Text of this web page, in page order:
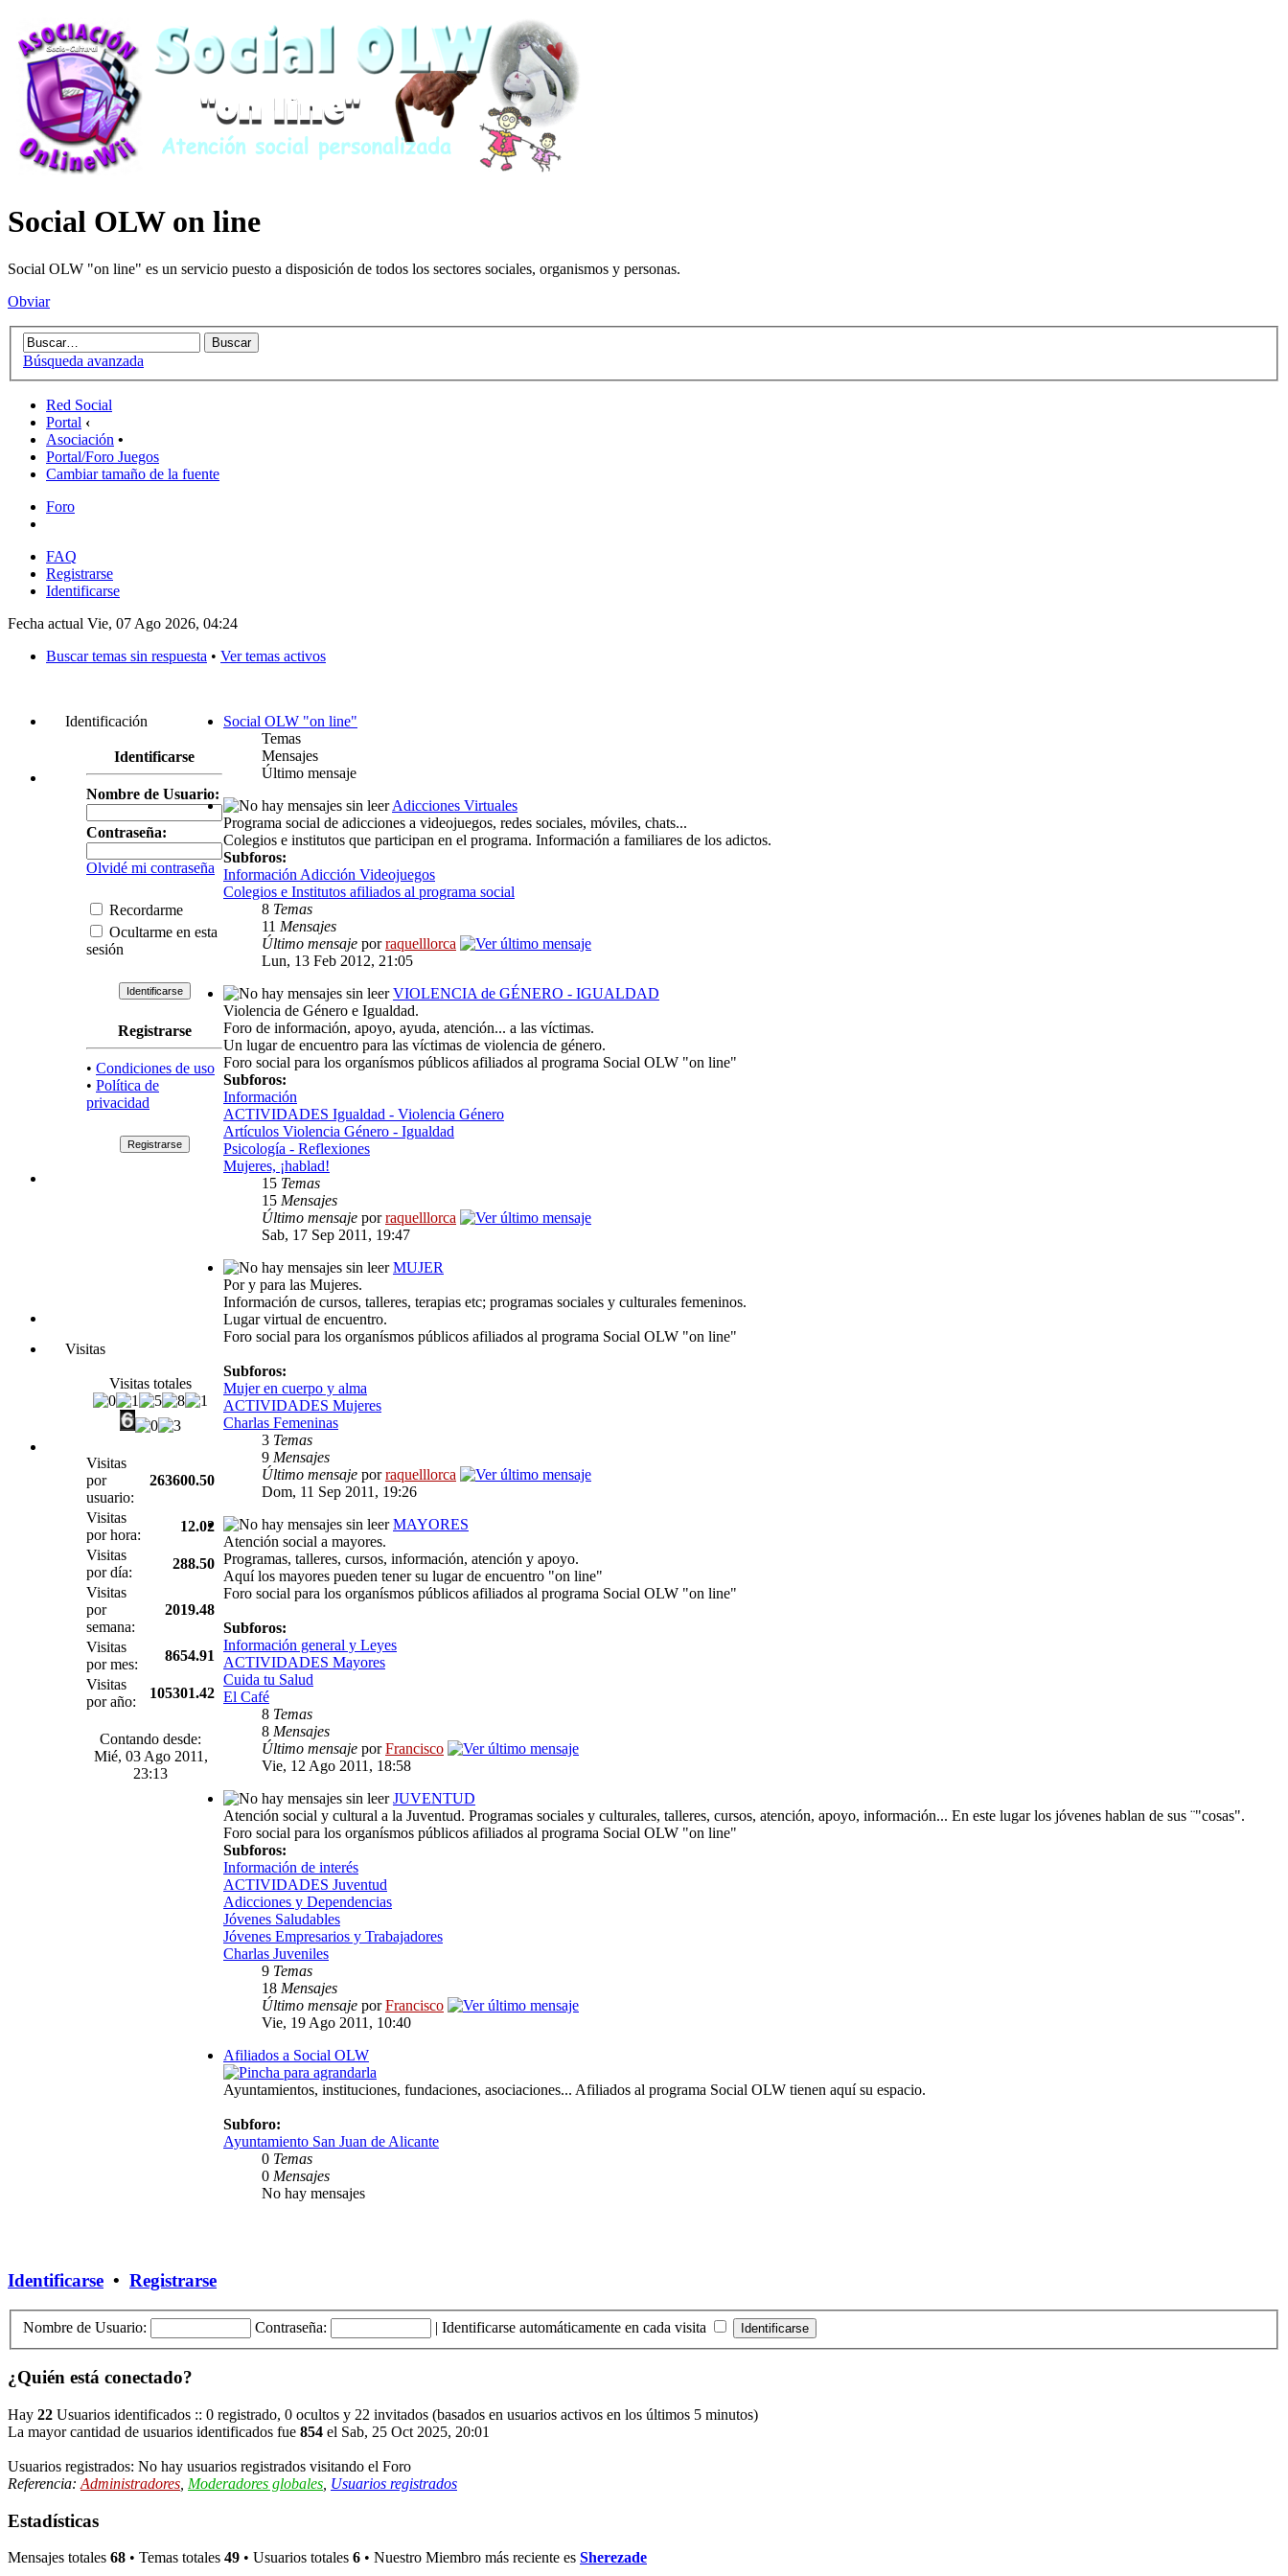
Social OLW on line
Social OLW "on line" es un servicio puesto a disposición de todos los sectores sociales, organismos y personas.
Obviar
Búsqueda avanzada
Red Social
Portal ‹
Asociación •
Portal/Foro Juegos
Cambiar tamaño de la fuente
Foro
FAQ
Registrarse
Identificarse
Fecha actual Vie, 07 Ago 2026, 04:24
Buscar temas sin respuesta • Ver temas activos
Identificación
Identificarse
Nombre de Usuario:
Contraseña:
Olvidé mi contraseña
Recordarme
Ocultarme en esta
sesión
Registrarse
• Condiciones de uso
• Política de
privacidad
Visitas
Visitas totales
Visitas
por
usuario:
263600.50
Visitas
por hora:
12.02
Visitas
por día:
288.50
Visitas
por
semana:
2019.48
Visitas
por mes:
8654.91
Visitas
por año:
105301.42
Contando desde:
Mié, 03 Ago 2011,
23:13
Social OLW "on line"
Temas
Mensajes
Último mensaje
Adicciones Virtuales
Programa social de adicciones a videojuegos, redes sociales, móviles, chats...
Colegios e institutos que participan en el programa. Información a familiares de los adictos.
Subforos:
Información Adicción Videojuegos
Colegios e Institutos afiliados al programa social
8 Temas
11 Mensajes
Último mensaje porraquelllorca
Lun, 13 Feb 2012, 21:05
VIOLENCIA de GÉNERO - IGUALDAD
Violencia de Género e Igualdad.
Foro de información, apoyo, ayuda, atención... a las víctimas.
Un lugar de encuentro para las víctimas de violencia de género.
Foro social para los organísmos públicos afiliados al programa Social OLW "on line"
Subforos:
Información
ACTIVIDADES Igualdad - Violencia Género
Artículos Violencia Género - Igualdad
Psicología - Reflexiones
Mujeres, ¡hablad!
15 Temas
15 Mensajes
Último mensaje porraquelllorca
Sab, 17 Sep 2011, 19:47
MUJER
Por y para las Mujeres.
Información de cursos, talleres, terapias etc; programas sociales y culturales femeninos.
Lugar virtual de encuentro.
Foro social para los organísmos públicos afiliados al programa Social OLW "on line"
Subforos:
Mujer en cuerpo y alma
ACTIVIDADES Mujeres
Charlas Femeninas
3 Temas
9 Mensajes
Último mensaje porraquelllorca
Dom, 11 Sep 2011, 19:26
MAYORES
Atención social a mayores.
Programas, talleres, cursos, información, atención y apoyo.
Aquí los mayores pueden tener su lugar de encuentro "on line"
Foro social para los organísmos públicos afiliados al programa Social OLW "on line"
Subforos:
Información general y Leyes
ACTIVIDADES Mayores
Cuida tu Salud
El Café
8 Temas
8 Mensajes
Último mensaje porFrancisco
Vie, 12 Ago 2011, 18:58
JUVENTUD
Atención social y cultural a la Juventud. Programas sociales y culturales, talleres, cursos, atención, apoyo, información... En este lugar los jóvenes hablan de sus ¨"cosas".
Foro social para los organísmos públicos afiliados al programa Social OLW "on line"
Subforos:
Información de interés
ACTIVIDADES Juventud
Adicciones y Dependencias
Jóvenes Saludables
Jóvenes Empresarios y Trabajadores
Charlas Juveniles
9 Temas
18 Mensajes
Último mensaje porFrancisco
Vie, 19 Ago 2011, 10:40
Afiliados a Social OLW
Ayuntamientos, instituciones, fundaciones, asociaciones... Afiliados al programa Social OLW tienen aquí su espacio.
Subforo:
Ayuntamiento San Juan de Alicante
0 Temas
0 Mensajes
No hay mensajes
Identificarse • Registrarse
Nombre de Usuario: Contraseña: | Identificarse automáticamente en cada visita
¿Quién está conectado?
Hay 22 Usuarios identificados :: 0 registrado, 0 ocultos y 22 invitados (basados en usuarios activos en los últimos 5 minutos)
La mayor cantidad de usuarios identificados fue 854 el Sab, 25 Oct 2025, 20:01
Usuarios registrados: No hay usuarios registrados visitando el Foro
Referencia: Administradores Moderadores globales Usuarios registrados
Estadísticas
Mensajes totales 68 • Temas totales 49 • Usuarios totales 6 • Nuestro Miembro más reciente es Sherezade